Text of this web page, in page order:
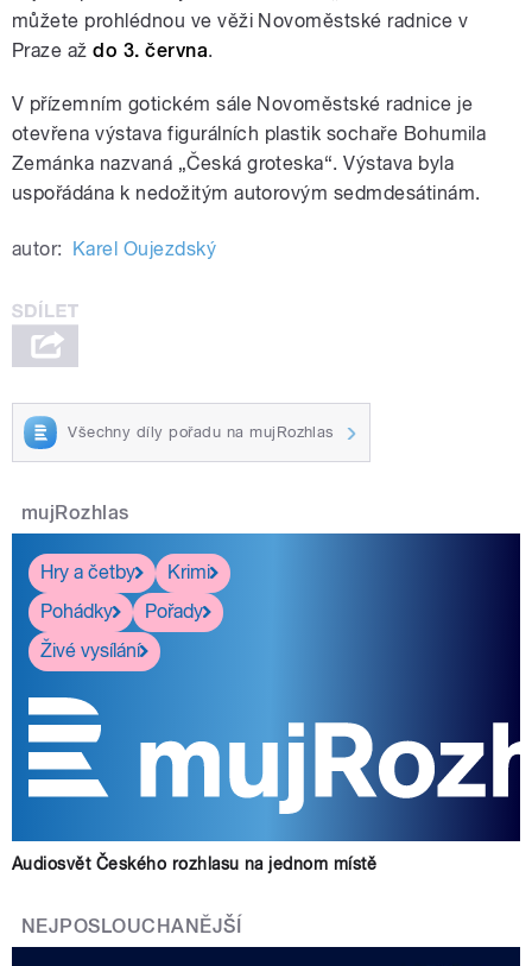
Dušan Mravec
pause
Kabzan, Petr Písařík, Dominik Mareš a
Dušan Mravec
můžete prohlédnou ve věži Novoměstské radnice v
Praze aždo 3. června.
V přízemním gotickém sále Novoměstské radnice je
otevřena výstava figurálních plastik sochaře Bohumila
Zemánka nazvaná „Česká groteska“. Výstava byla
uspořádána k nedožitým autorovým sedmdesátinám.
autor: Karel Oujezdský
Všechny díly pořadu na mujRozhlas
mujRozhlas
Hry a četby
Krimi
Pohádky
Pořady
Živé vysílání
Audiosvět Českého rozhlasu na jednom místě
NEJPOSLOUCHANĚJŠÍ